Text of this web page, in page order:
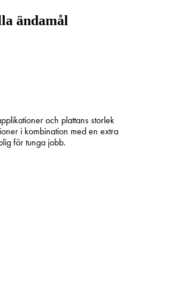
ändamål
och plattans storlek
i kombination med en extra
för tunga jobb.